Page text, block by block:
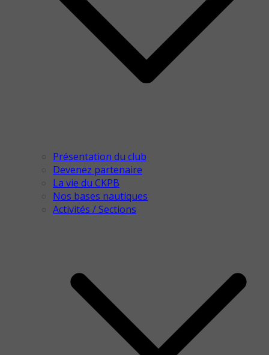
Présentation du club
Devenez partenaire
La vie du CKPB
Nos bases nautiques
Activités / Sections